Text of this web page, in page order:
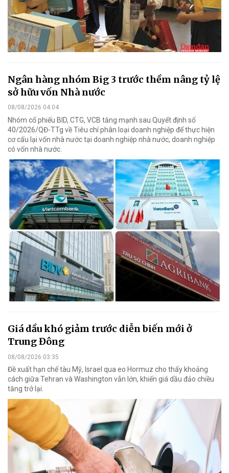
Ngân hàng nhóm Big 3 trước thềm nâng tỷ lệ
sở hữu vốn Nhà nước
08/08/2026 04:04
Nhóm cổ phiếu BID, CTG, VCB tăng mạnh sau Quyết định số
40/2026/QĐ-TTg về Tiêu chí phân loại doanh nghiệp để thực hiện
cơ cấu lại vốn nhà nước tại doanh nghiệp nhà nước, doanh nghiệp
có vốn nhà nước.
Giá dầu khó giảm trước diễn biến mới ở
Trung Đông
08/08/2026 03:35
Đề xuất hạn chế tàu Mỹ, Israel qua eo Hormuz cho thấy khoảng
cách giữa Tehran và Washington vẫn lớn, khiến giá dầu đảo chiều
tăng trở lại.